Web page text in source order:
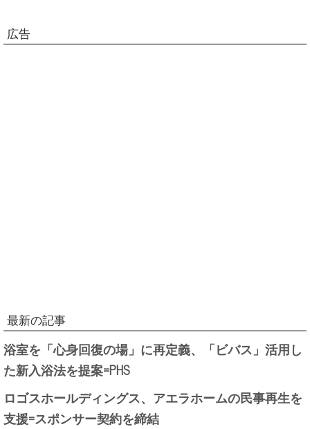
広告
最新の記事
浴室を「心身回復の場」に再定義、「ビバス」活用し
た新入浴法を提案=PHS
ロゴスホールディングス、アエラホームの民事再生を
支援=スポンサー契約を締結